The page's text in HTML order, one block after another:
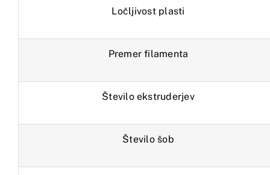
Ločljivost plasti
Premer filamenta
Število ekstruderjev
Število šob